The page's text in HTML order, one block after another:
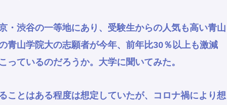
・渋谷の一等地にあり、受験生からの人気も高い青山
青山学院大の志願者が今年、前年比30％以上も激減
っているのだろうか。大学に聞いてみた。
ことはある程度は想定していたが、コロナ禍により想